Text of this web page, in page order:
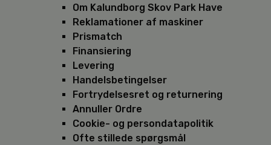
Om Kalundborg Skov Park Have
Reklamationer af maskiner
Prismatch
Finansiering
Levering
Handelsbetingelser
Fortrydelsesret og returnering
Annuller Ordre
Cookie- og persondatapolitik
Ofte stillede spørgsmål